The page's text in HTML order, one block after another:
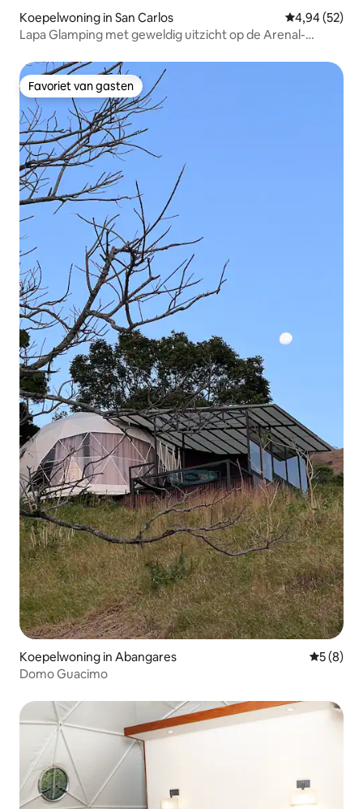
Koepelwoning in San Carlos Gemiddelde
4,94 (52)
Lapa Glamping met geweldig uitzicht op de Arenal-
Favoriet van gasten
Favoriet van gasten
Koepelwoning in Abangares
5 (8)
Domo Guacimo